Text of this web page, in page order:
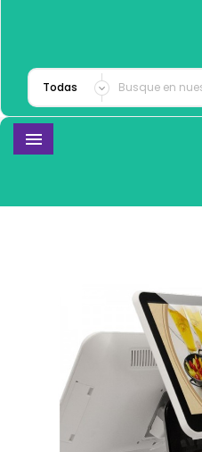
